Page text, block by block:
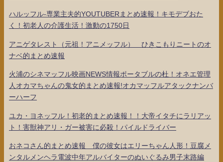
ハルッフル-専業主夫的YOUTUBERまとめ速報！キモデブおた
く！初老人の介護生活！激動の1750日
アニゲタレスト（元祖！アニメッフル） ひきこもりニートのオ
ナベ的まとめ速報
火浦のシネマッフル映画NEWS情報ポータブルの杜！オネエ管理
人オカマちゃんの鬼女的まとめ速報!オカマッフルアタックナンバ
ーハーフ
ユカ・ヨネッフル！初老的まとめ速報！！大帝イタチにラリアッ
ト！害獣神アリ・ガー被害に必殺！パイルドライバー
おネコさん的まとめ速報 僕の彼女はエリーちゃん人形！豆腐メ
ンタルメンヘラ電波中年アルバイターのぬいぐるみ男子末路編